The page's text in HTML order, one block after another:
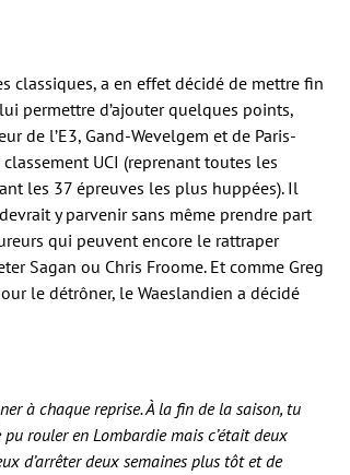
classiques, a en effet décidé de mettre fin
permettre d’ajouter quelques points,
de l’E3, Gand-Wevelgem et de Paris-
UCI (reprenant toutes les
les 37 épreuves les plus huppées). Il
y parvenir sans même prendre part
qui peuvent encore le rattraper
Sagan ou Chris Froome. Et comme Greg
le détrôner, le Waeslandien a décidé
à chaque reprise. À la fin de la saison, tu
rouler en Lombardie mais c’était deux
d’arrêter deux semaines plus tôt et de